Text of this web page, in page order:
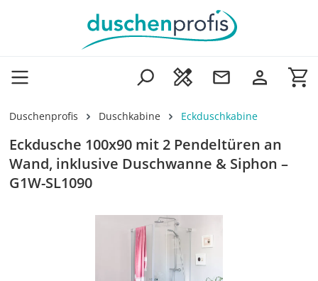
Zum Hauptinhalt springen
Duschenprofis Duschkabine Eckduschkabine
Eckdusche 100x90 mit 2 Pendeltüren an
Wand, inklusive Duschwanne & Siphon –
G1W-SL1090
Bildergalerie überspringen